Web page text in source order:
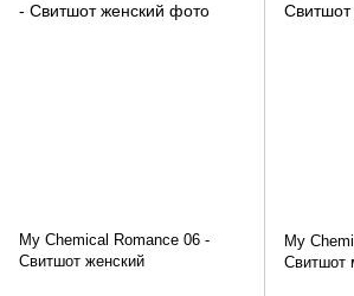
My Chemical Romance 06 -
Свитшот женский
My
Свитшот